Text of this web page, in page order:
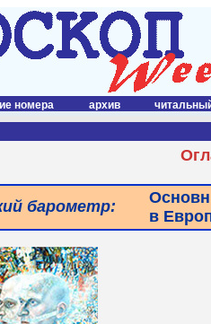
номера архив
барометр:
в